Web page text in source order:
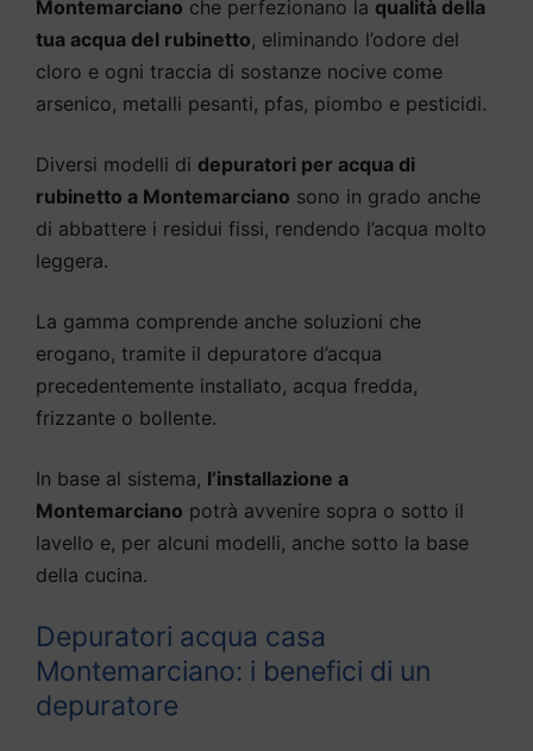
Montemarciano che perfezionano la qualità della
tua acqua del rubinetto, eliminando l’odore del
cloro e ogni traccia di sostanze nocive come
arsenico, metalli pesanti, pfas, piombo e pesticidi.
Diversi modelli di depuratori per acqua di
rubinetto a Montemarciano sono in grado anche
di abbattere i residui fissi, rendendo l’acqua molto
leggera.
La gamma comprende anche soluzioni che
erogano, tramite il depuratore d’acqua
precedentemente installato, acqua fredda,
frizzante o bollente.
In base al sistema, l’installazione a
Montemarciano potrà avvenire sopra o sotto il
lavello e, per alcuni modelli, anche sotto la base
della cucina.
Depuratori acqua casa
Montemarciano: i benefici di un
depuratore